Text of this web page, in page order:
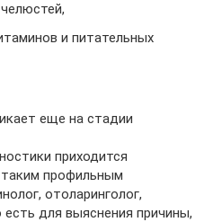
и питательных
еще на стадии
приходится
профильным
отоларинголог,
для выяснения причины,